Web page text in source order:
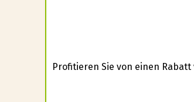
Profitieren Sie von einen Rabatt